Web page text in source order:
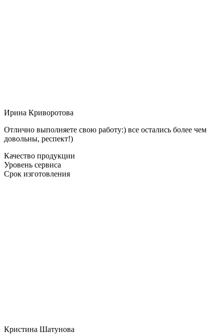
Ирина Криворотова
Отлично выполняете свою работу:) все остались более чем
довольны, респект!)
Качество продукции
Уровень сервиса
Срок изготовления
Кристина Шатунова